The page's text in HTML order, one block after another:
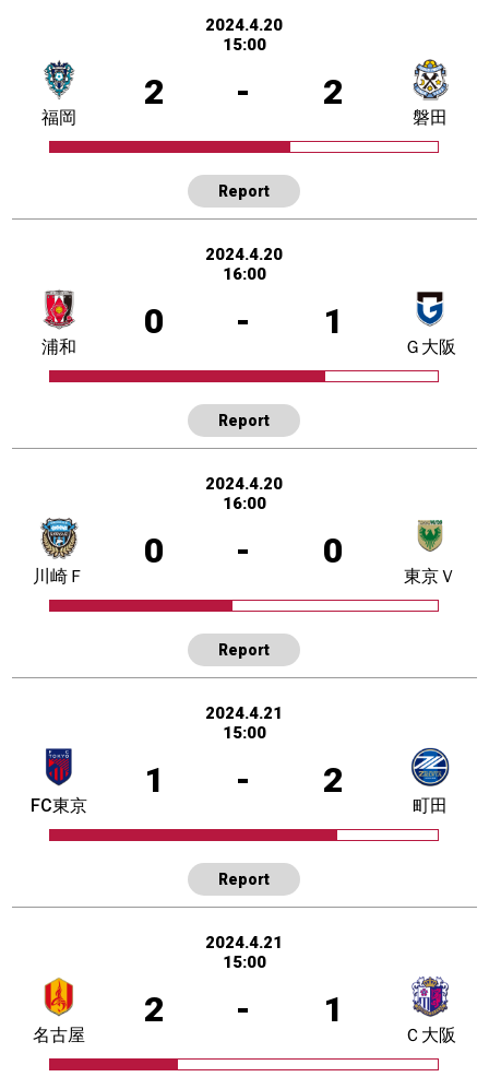
2024.4.20
15:00
2 - 2
福岡 磐田
Report
2024.4.20
16:00
0 - 1
浦和 Ｇ大阪
Report
2024.4.20
16:00
0 - 0
川崎Ｆ 東京Ｖ
Report
2024.4.21
15:00
1 - 2
FC東京 町田
Report
2024.4.21
15:00
2 - 1
名古屋 Ｃ大阪